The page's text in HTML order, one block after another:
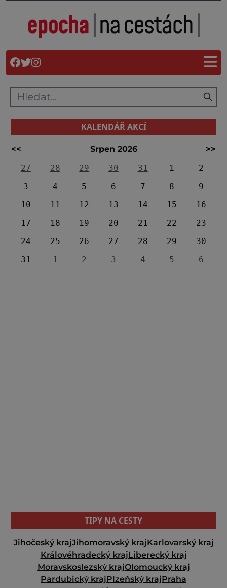
KALENDÁŘ AKCÍ
<< Srpen 2026
>>
27
28 29 30 31 1
2
3
4 5 6 7 8
9
10
11 12 13 14 15
16
17
18 19 20 21 22
23
24
25 26 27 28 29
30
31
1 2 3 4 5 6
TIPY NA CESTY
Jihočeský krajJihomoravský krajKarlovarský kraj
Královéhradecký krajLiberecký kraj
Moravskoslezský krajOlomoucký kraj
Pardubický krajPlzeňský krajPraha